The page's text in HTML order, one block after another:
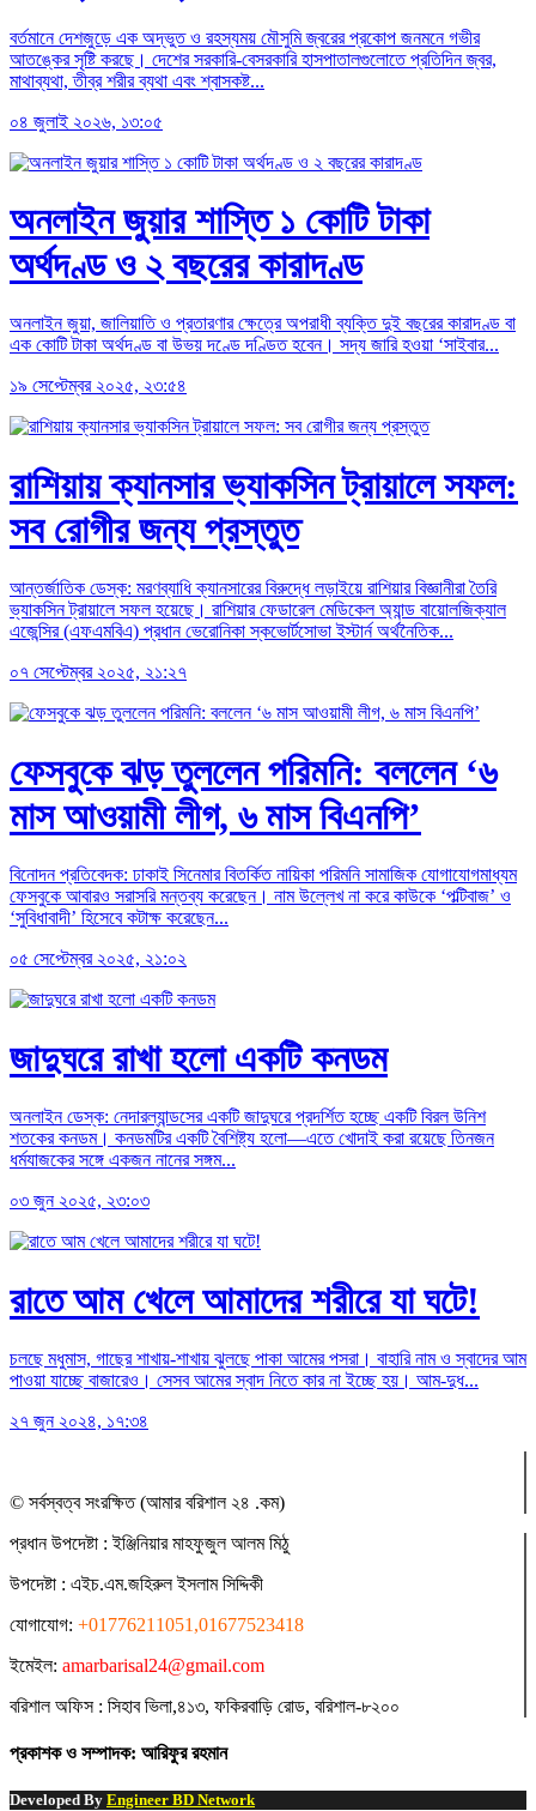
বর্তমানে দেশজুড়ে এক অদ্ভুত ও রহস্যময় মৌসুমি জ্বরের প্রকোপ জনমনে গভীর
আতঙ্কের সৃষ্টি করছে। দেশের সরকারি-বেসরকারি হাসপাতালগুলোতে প্রতিদিন জ্বর,
মাথাব্যথা, তীব্র শরীর ব্যথা এবং শ্বাসকষ্ট...
০৪ জুলাই ২০২৬, ১৩:০৫
অনলাইন জুয়ার শাস্তি ১ কোটি টাকা
অর্থদণ্ড ও ২ বছরের কারাদণ্ড
অনলাইন জুয়া, জালিয়াতি ও প্রতারণার ক্ষেত্রে অপরাধী ব্যক্তি দুই বছরের কারাদণ্ড বা
এক কোটি টাকা অর্থদণ্ড বা উভয় দণ্ডে দণ্ডিত হবেন। সদ্য জারি হওয়া ‘সাইবার...
১৯ সেপ্টেম্বর ২০২৫, ২৩:৫৪
রাশিয়ায় ক্যানসার ভ্যাকসিন ট্রায়ালে সফল:
সব রোগীর জন্য প্রস্তুত
আন্তর্জাতিক ডেস্ক: মরণব্যাধি ক্যানসারের বিরুদ্ধে লড়াইয়ে রাশিয়ার বিজ্ঞানীরা তৈরি
ভ্যাকসিন ট্রায়ালে সফল হয়েছে। রাশিয়ার ফেডারেল মেডিকেল অ্যান্ড বায়োলজিক্যাল
এজেন্সির (এফএমবিএ) প্রধান ভেরোনিকা স্কভোর্টসোভা ইস্টার্ন অর্থনৈতিক...
০৭ সেপ্টেম্বর ২০২৫, ২১:২৭
ফেসবুকে ঝড় তুললেন পরিমনি: বললেন ‘৬
মাস আওয়ামী লীগ, ৬ মাস বিএনপি’
বিনোদন প্রতিবেদক: ঢাকাই সিনেমার বিতর্কিত নায়িকা পরিমনি সামাজিক যোগাযোগমাধ্যম
ফেসবুকে আবারও সরাসরি মন্তব্য করেছেন। নাম উল্লেখ না করে কাউকে ‘পল্টিবাজ’ ও
‘সুবিধাবাদী’ হিসেবে কটাক্ষ করেছেন...
০৫ সেপ্টেম্বর ২০২৫, ২১:০২
জাদুঘরে রাখা হলো একটি কনডম
অনলাইন ডেস্ক: নেদারল্যান্ডসের একটি জাদুঘরে প্রদর্শিত হচ্ছে একটি বিরল উনিশ
শতকের কনডম। কনডমটির একটি বৈশিষ্ট্য হলো—এতে খোদাই করা রয়েছে তিনজন
ধর্মযাজকের সঙ্গে একজন নানের সঙ্গম...
০৩ জুন ২০২৫, ২৩:০৩
রাতে আম খেলে আমাদের শরীরে যা ঘটে!
চলছে মধুমাস, গাছের শাখায়-শাখায় ঝুলছে পাকা আমের পসরা। বাহারি নাম ও স্বাদের আম
পাওয়া যাচ্ছে বাজারেও। সেসব আমের স্বাদ নিতে কার না ইচ্ছে হয়। আম-দুধ...
২৭ জুন ২০২৪, ১৭:৩৪
© সর্বস্বত্ব সংরক্ষিত (আমার বরিশাল ২৪ .কম)
প্রধান ‍উপদেষ্টা : ‍ইঞ্জিনিয়ার মাহফুজুল আলম মিঠু
উপদেষ্টা : এইচ.এম.জহিরুল ইসলাম সিদ্দিকী
যোগাযোগ: +01776211051,01677523418
ইমেইল: amarbarisal24@gmail.com
বরিশাল অফিস : সিহাব ভিলা,৪১৩, ফকিরবাড়ি রোড, বরিশাল-৮২০০
প্রকাশক ও সম্পাদক: আরিফুর রহমান
Developed By Engineer BD Network